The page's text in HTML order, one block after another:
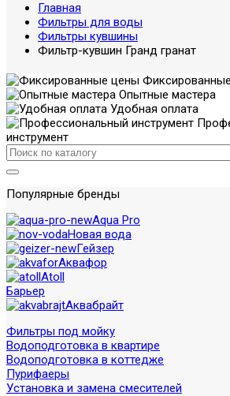
Главная
Фильтры для воды
Фильтры кувшины
Фильтр-кувшин Гранд гранат
Опытные мастера
Удобная оплата
инструмент
Популярные бренды
Aqua Pro
Новая вода
Гейзер
Аквафор
Atoll
Барьер
Аквабрайт
Фильтры под мойку
Водоподготовка в квартире
Водоподготовка в коттедже
Пурифаеры
Установка и замена смесителей